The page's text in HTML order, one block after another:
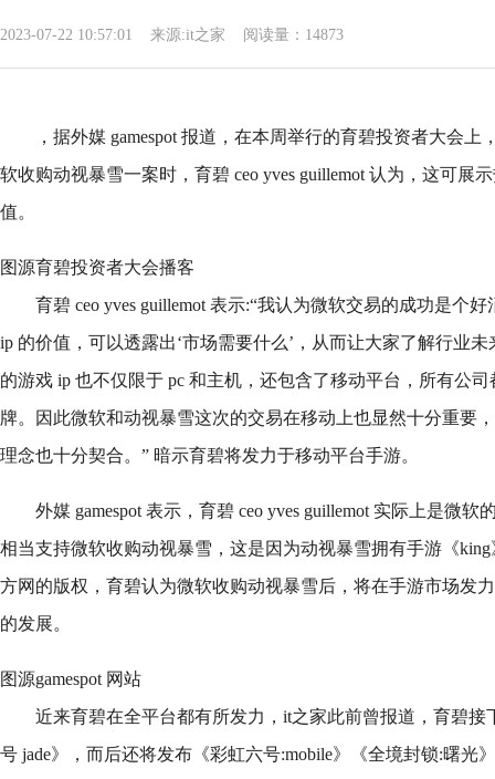
2023-07-22 10:57:01 来源:it之家 阅读量：14873
，据外媒 gamespot 报道，在本周举行的育碧投资者大会
软收购动视暴雪一案时，育碧 ceo yves guillemot 认为，这可展
值。
图源育碧投资者大会播客
育碧 ceo yves guillemot 表示:“我认为微软交易的成功是个
ip 的价值，可以透露出‘市场需要什么’，从而让大家了解行业
的游戏 ip 也不仅限于 pc 和主机，还包含了移动平台，所有公
牌。因此微软和动视暴雪这次的交易在移动上也显然十分重要
理念也十分契合。” 暗示育碧将发力于移动平台手游。
外媒 gamespot 表示，育碧 ceo yves guillemot 实际上是微
相当支持微软收购动视暴雪，这是因为动视暴雪拥有手游《king
方网的版权，育碧认为微软收购动视暴雪后，将在手游市场发
的发展。
图源gamespot 网站
近来育碧在全平台都有所发力，it之家此前曾报道，育碧接
号 jade》，而后还将发布《彩虹六号:mobile》《全境封锁:曙光